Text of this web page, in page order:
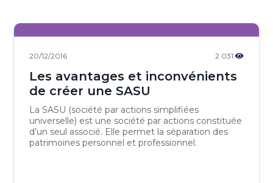
20/12/2016 2 031
Les avantages et inconvénients
de créer une SASU
La SASU (société par actions simplifiées
universelle) est une société par actions constituée
d’un seul associé. Elle permet la séparation des
patrimoines personnel et professionnel.